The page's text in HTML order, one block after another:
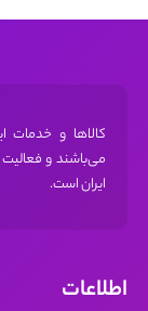
کالاها و خدمات
می‌باشند و
ایران است.
اطلاعات